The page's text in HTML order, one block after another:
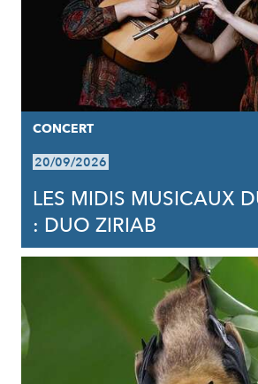
CONCERT
20/09/2026
LES MIDIS MUSICAUX
: DUO ZIRIAB